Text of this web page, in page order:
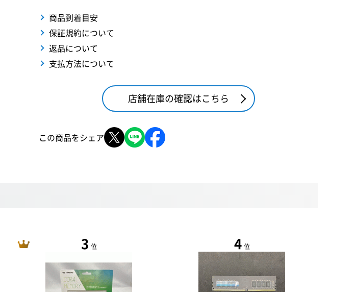
商品到着目安
保証規約について
返品について
支払方法について
店舗在庫の確認はこちら
この商品をシェア
3 位 4 位